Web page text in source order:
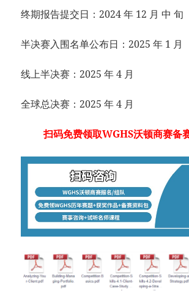
终期报告提交日：2024 年 12 月 中 旬
半决赛入围名单公布日：2025 年 1 月
线上半决赛：2025 年 4 月
全球总决赛：2025 年 4 月
扫码免费领取WGHS沃顿商赛备